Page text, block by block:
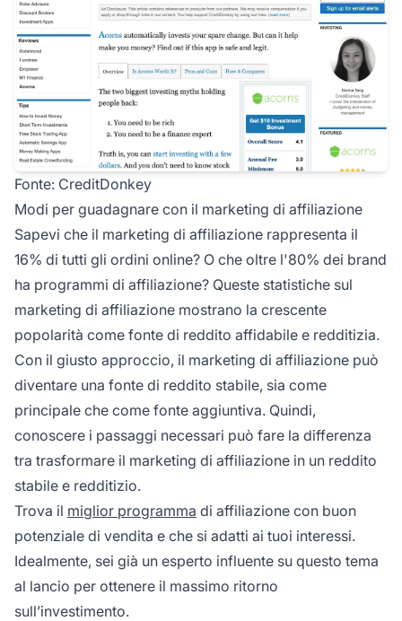
Fonte: CreditDonkey
Modi per guadagnare con il marketing di affiliazione
Sapevi che il marketing di affiliazione rappresenta il
16% di tutti gli ordini online? O che oltre l'80% dei brand
ha programmi di affiliazione? Queste statistiche sul
marketing di affiliazione mostrano la crescente
popolarità come fonte di reddito affidabile e redditizia.
Con il giusto approccio, il marketing di affiliazione può
diventare una fonte di reddito stabile, sia come
principale che come fonte aggiuntiva. Quindi,
conoscere i passaggi necessari può fare la differenza
tra trasformare il marketing di affiliazione in un reddito
stabile e redditizio.
Trova il miglior programma di affiliazione con buon
potenziale di vendita e che si adatti ai tuoi interessi.
Idealmente, sei già un esperto influente su questo tema
al lancio per ottenere il massimo ritorno
sull’investimento.